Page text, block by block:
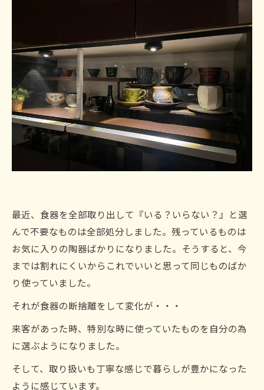
最近、食器を全部取り出して『いる？いらない？』と選
んで不要なものは全部処分しました。残っているものは
お気に入りの陶器ばかりになりました。そうすると、今
までは割れにくいからこれでいいと思って同じものばか
り使っていました。
それが食器の断捨離をして変化が・・・
来客があった時、特別な時に使っていたものを自分の為
に選ぶようになりました。
そして、取り扱いも丁寧な感じで暮らしが豊かになった
ように感じています。